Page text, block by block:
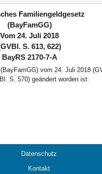
Familiengeldgesetz
(BayFamGG)
Vom 24. Juli 2018
S. 613, 622)
BayRS 2170-7-A
vom 24. Juli 2018
S. 570) geändert worden ist
Datenschutz
Kontakt